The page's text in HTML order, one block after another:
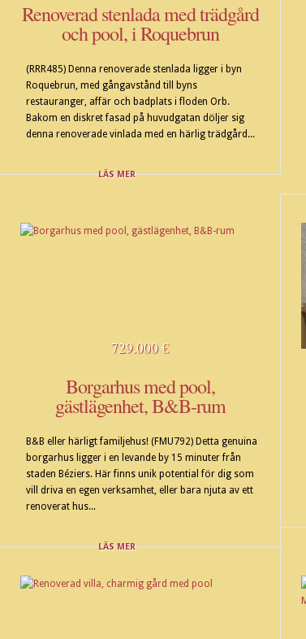
Renoverad stenlada med trädgård
och pool, i Roquebrun
(RRR485) Denna renoverade stenlada ligger i byn
Roquebrun, med gångavstånd till byns
restauranger, affär och badplats i floden Orb.
Bakom en diskret fasad på huvudgatan döljer sig
denna renoverade vinlada med en härlig trädgård...
LÄS MER
729.000 €
Borgarhus med pool,
gästlägenhet, B&B-rum
B&B eller härligt familjehus! (FMU792) Detta genuina
borgarhus ligger i en levande by 15 minuter från
staden Béziers. Här finns unik potential för dig som
vill driva en egen verksamhet, eller bara njuta av ett
renoverat hus...
LÄS MER